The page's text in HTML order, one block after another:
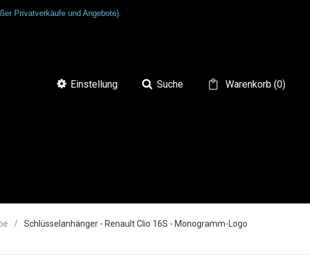
Privatverkäufe und Angebote).
Warenkorb(0)
Suche
Einstellung
Schlüsselanhänger - Renault Clio 16S - Monogramm-Logo